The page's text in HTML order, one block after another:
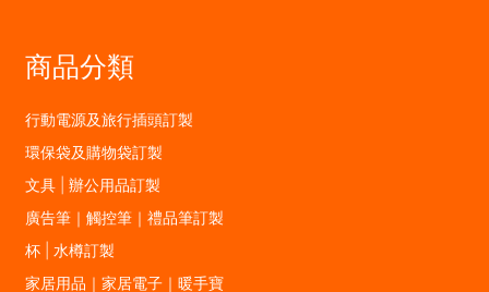
商品分類
行動電源及旅行插頭訂製
環保袋及購物袋訂製
文具 | 辦公用品訂製
廣告筆｜觸控筆｜禮品筆訂製
杯 | 水樽訂製
家居用品｜家居電子｜暖手寶